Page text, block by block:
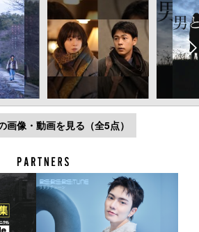
画像・動画を見る（全5点）